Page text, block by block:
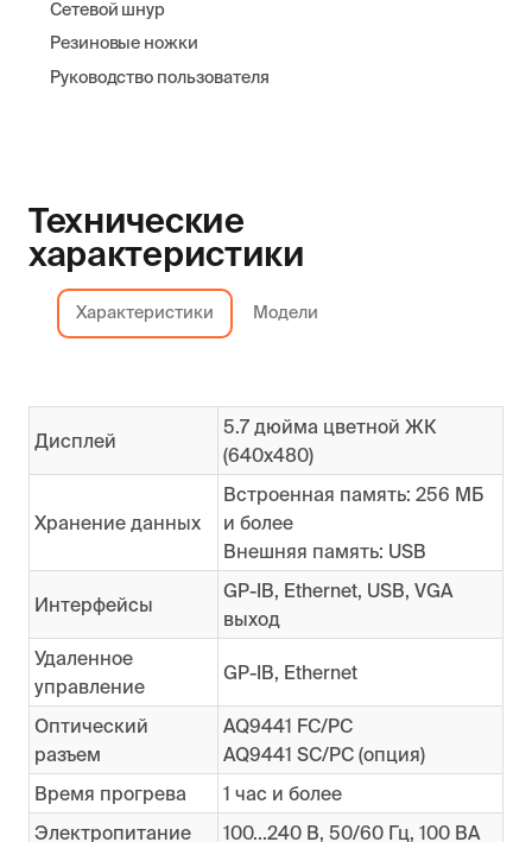
Сетевой шнур
Резиновые ножки
Руководство пользователя
Технические
характеристики
Характеристики Модели
Дисплей
5.7 дюйма цветной ЖК
(640х480)
Хранение данных
Встроенная память: 256 МБ
и более
Внешняя память: USB
Интерфейсы
GP-IB, Ethernet, USB, VGA
выход
Удаленное
управление
GP-IB, Ethernet
Оптический
разъем
AQ9441 FC/PC
AQ9441 SC/PC (опция)
Время прогрева
1 час и более
Электропитание
100...240 В, 50/60 Гц, 100 ВА